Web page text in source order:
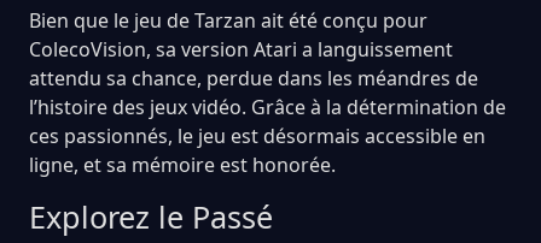
Bien que le jeu de Tarzan ait été conçu pour
ColecoVision, sa version Atari a languissement
attendu sa chance, perdue dans les méandres de
l’histoire des jeux vidéo. Grâce à la détermination de
ces passionnés, le jeu est désormais accessible en
ligne, et sa mémoire est honorée.
Explorez le Passé